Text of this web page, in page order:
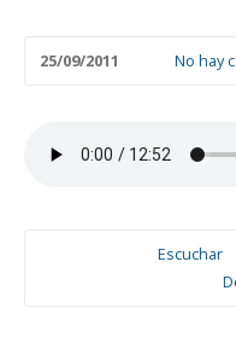
25/09/2011 No hay
Escuchar